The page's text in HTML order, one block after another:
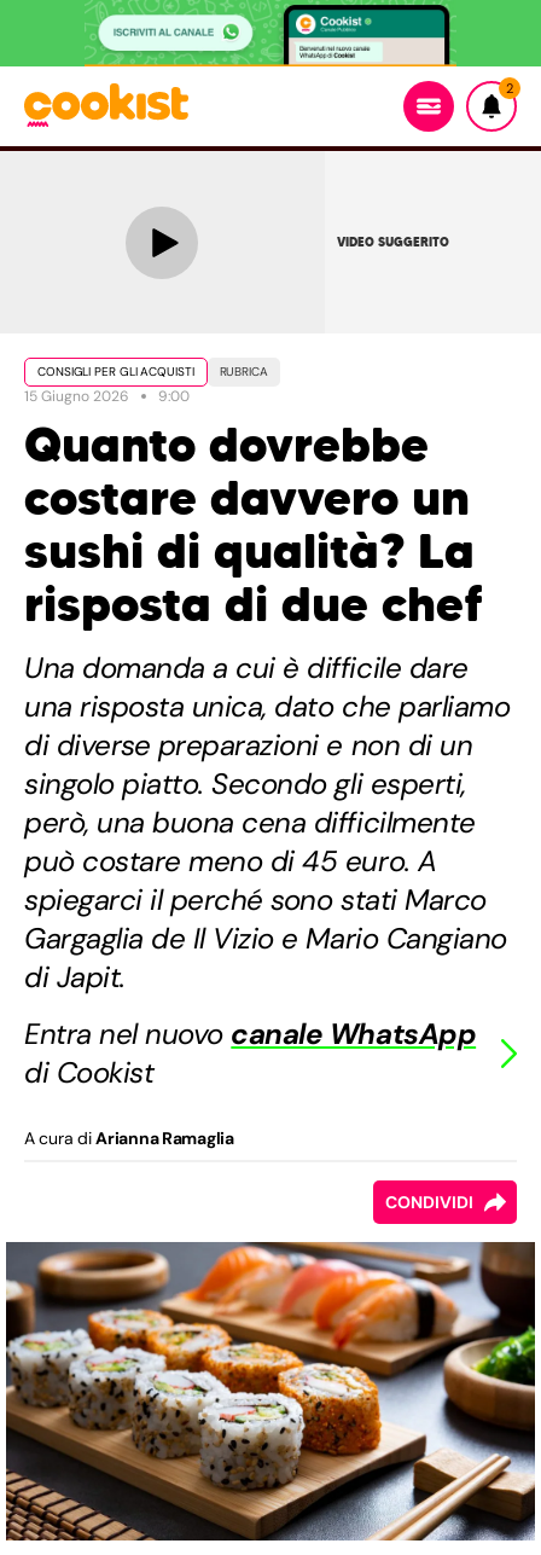
2
VIDEO SUGGERITO
CONSIGLI PER GLI ACQUISTI RUBRICA
15 Giugno 2026 9:00
Quanto dovrebbe
costare davvero un
sushi di qualità? La
risposta di due chef
Una domanda a cui è difficile dare
una risposta unica, dato che parliamo
di diverse preparazioni e non di un
singolo piatto. Secondo gli esperti,
però, una buona cena difficilmente
può costare meno di 45 euro. A
spiegarci il perché sono stati Marco
Gargaglia de Il Vizio e Mario Cangiano
di Japit.
Entra nel nuovo canale WhatsApp
di Cookist
A cura diArianna Ramaglia
CONDIVIDI